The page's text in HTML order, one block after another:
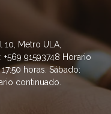
Metro ULA,
91593748 Horario
horas. Sábado:
continuado.